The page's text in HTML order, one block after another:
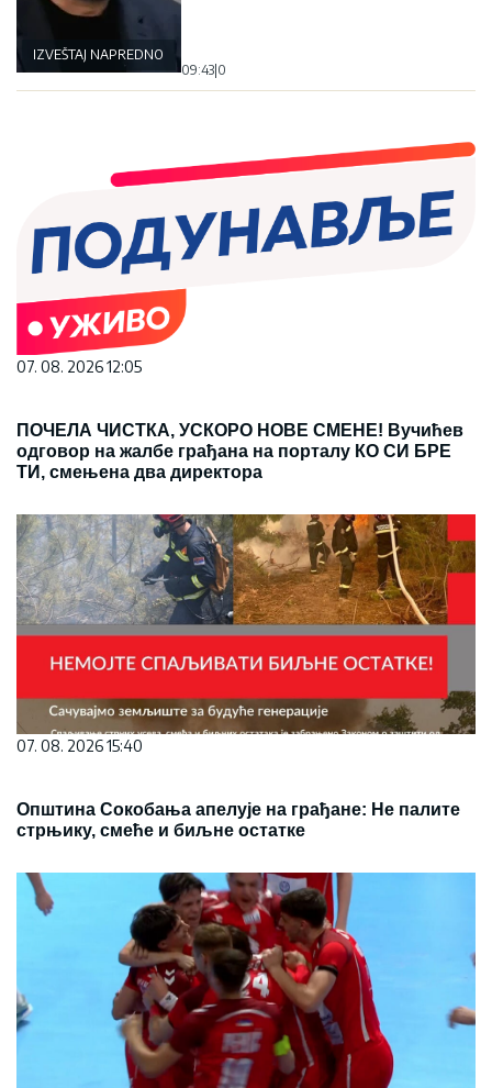
IZVEŠTAJ NAPREDNOG KLUBA
09:43 0
07. 08. 2026 12:05
ПОЧЕЛА ЧИСТКА, УСКОРО НОВЕ СМЕНЕ! Вучићев
одговор на жалбе грађана на порталу КО СИ БРЕ
ТИ, смењена два директора
07. 08. 2026 15:40
Општина Сокобања апелује на грађане: Не палите
стрњику, смеће и биљне остатке